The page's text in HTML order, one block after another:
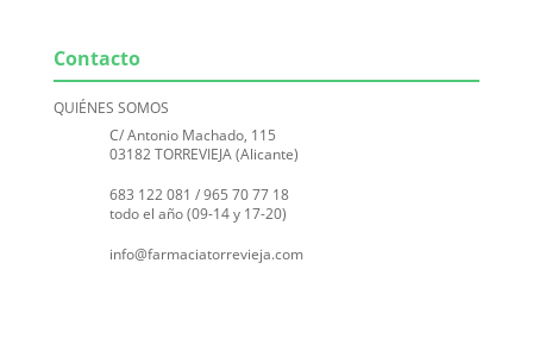
Contacto
QUIÉNES SOMOS
C/ Antonio Machado, 115
03182 TORREVIEJA (Alicante)
683 122 081 /965 70 77 18
todo el año (09-14 y 17-20)
info@farmaciatorrevieja.com